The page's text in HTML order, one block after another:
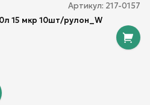
Артикул: 217-0157
15 мкр 10шт/рулон_W